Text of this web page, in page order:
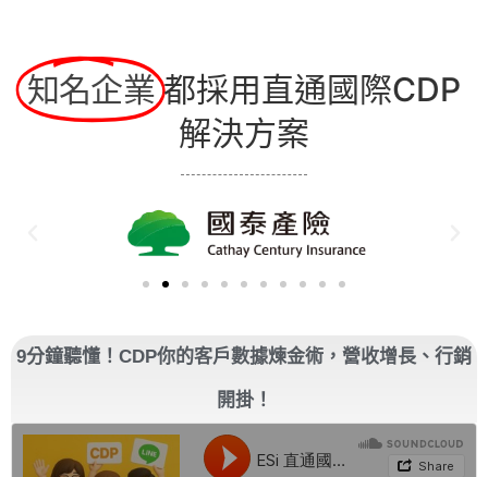
知名企業 都採用直通國際CDP
解決方案
9分鐘聽懂！CDP你的客戶數據煉金術，營收增長、行銷
開掛！